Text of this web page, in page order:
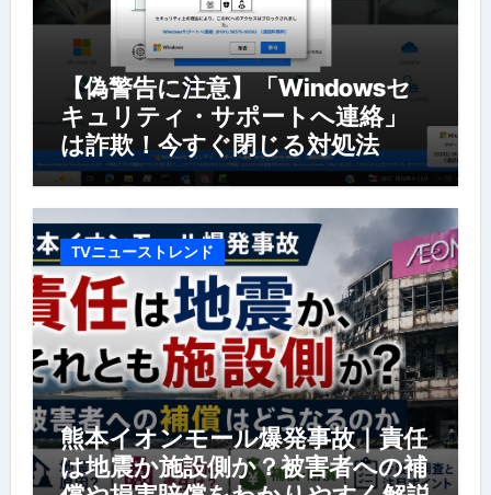
【偽警告に注意】「Windowsセ
キュリティ・サポートへ連絡」
は詐欺！今すぐ閉じる対処法
TVニューストレンド
熊本イオンモール爆発事故｜責任
は地震か施設側か？被害者への補